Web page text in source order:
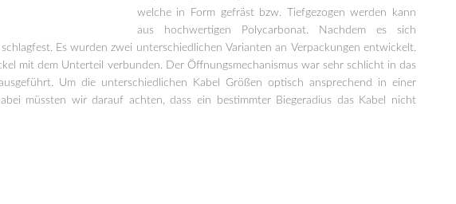
welche in Form gefräst bzw. Tiefgezogen werden kann
aus hochwertigen Polycarbonat. Nachdem es sich
Es wurden zwei unterschiedlichen Varianten an Verpackungen entwickelt.
mit dem Unterteil verbunden. Der Öffnungsmechanismus war sehr schlicht in das
Um die unterschiedlichen Kabel Größen optisch ansprechend in einer
müssten wir darauf achten, dass ein bestimmter Biegeradius das Kabel nicht